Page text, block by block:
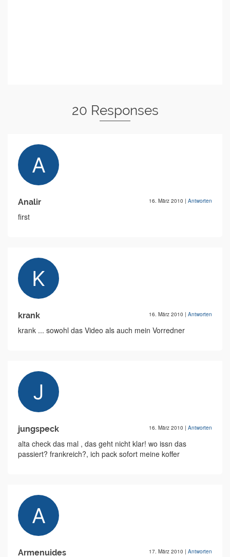
20 Responses
Analir 16. März 2010 | Antworten
first
krank 16. März 2010 | Antworten
krank ... sowohl das Video als auch mein Vorredner
jungspeck 16. März 2010 | Antworten
alta check das mal , das geht nicht klar! wo issn das
passiert? frankreich?, ich pack sofort meine koffer
Armenuides 17. März 2010 | Antworten